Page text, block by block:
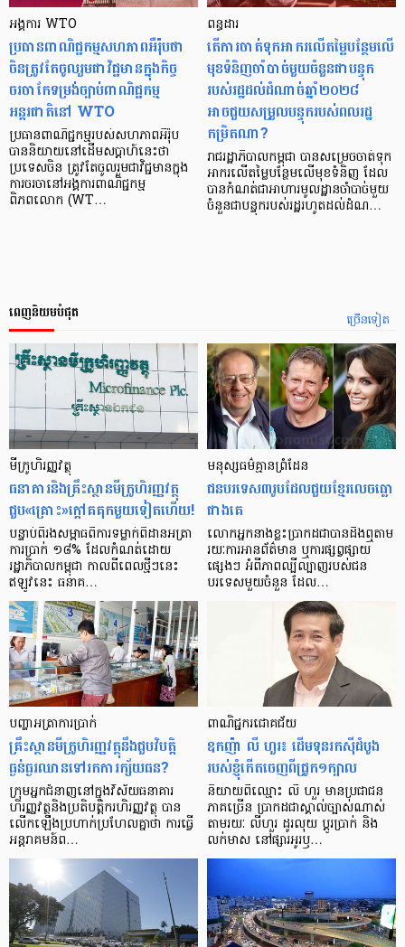
អង្គការ WTO
ប្រធានពាណិជ្ជកម្មសហភាពអឺរ៉ុបថា
ចិនត្រូវតែចូលរួមជាវិជ្ជមានក្នុងកិច្ច
ចរចាកែទម្រង់ច្បាប់ពាណិជ្ជកម្ម
អន្តរជាតិនៅ WTO
ប្រធានពាណិជ្ជកម្មរបស់សហភាពអឺរ៉ុប
បាននិយាយនៅដើមសប្ដាហ៍នេះថា
ប្រទេសចិន ត្រូវតែចូលរួមជាវិជ្ជមានក្នុង
ការចរចានៅអង្គការពាណិជ្ជកម្ម
ពិភពលោក (WT…
ពន្ធដារ
តើការចាត់ទុកអាករលើតម្លៃបន្ថែមលើ
មុខទំនិញចាំបាច់មួយចំនួនជាបន្ទុក
របស់រដ្ឋដល់ដំណាច់ឆ្នាំ២០២៨
អាចជួយសម្រួលបន្ទុករបស់ពលរដ្ឋ
កម្រិតណា?
រាជរដ្ឋាភិបាលកម្ពុជា បានសម្រេចចាត់ទុក
អាករលើតម្លៃបន្ថែមលើមុខទំនិញ ដែល
បានកំណត់ជាអាហារមូលដ្ឋានចាំបាច់មួយ
ចំនួនជាបន្ទុករបស់រដ្ឋរហូតដល់ដំណ…
ច្រើនទៀត
ពេញនិយមបំផុត
មីក្រូ​ហិរញ្ញវត្ថុ
ធនាគារ​និង​គ្រឹះស្ថាន​មីក្រូ​ហិរញ្ញវត្ថុ​
ជួប«គ្រោះ»ក្តៅ​គគុក​មួយ​ទៀត​ហើយ!
បន្ទាប់​ពី​រង​សម្ពាធ​​ពី​ការ​ទម្លាក់​ពិដាន​អត្រា​
ការ​ប្រាក់ ១៨​% ដែល​កំណត់​ដោយ​
រដ្ឋាភិបាល​កម្ពុជា កាល​ពី​ពេល​ថ្មីៗ​នេះ
ឥឡូវ​នេះ ធនាគ…
មនុស្ស​ធម៌​គ្មាន​ព្រំដែន
ជន​បរទេស​៣​រូប​ដែល​ជួយ​ខ្មែរ​លេច​ធ្លោ​
ជាង​គេ
លោកអ្នក​នាង​ខ្លះ​ប្រាកដ​ជា​បាន​​ដឹង​ឮ​តាម​
រយៈ​ការ​អាន​ព័ត៌មាន ឬ​ការ​ផ្សព្វផ្សាយ​
ផ្សេងៗ អំពី​ភាព​ល្បីល្បាញ​របស់​ជន​
បរទេស​មួយ​ចំនួន ដែល…
បញ្ហា​អត្រា​ការប្រាក់
គ្រឹះស្ថាន​មីក្រូ​ហិរញ្ញវត្ថុ​នឹង​ជួប​វិបត្តិ​
ធ្ងន់ធ្ងរ​ឈាន​ទៅ​រក​ការ​ក្ស័យធន?
ក្រុម​អ្នក​ជំនាញ​នៅ​ក្នុង​វិស័យ​ធនាគារ
ហិរញ្ញវត្ថុ​និង​ប្រតិបត្តិករ​ហិរញ្ញ​វត្ថុ បាន​​
លើក​ឡើង​ប្រហាក់​ប្រហែល​គ្នា​ថា ការ​ធ្វើ​
អន្តរាគមន៍​ព…
ពាណិជ្ជករជោគជ័យ
ឧកញ៉ា លី ហួរ៖ ដើមទុនរកស៊ីដំបូង
របស់ខ្ញុំកើតចេញពីជ្រូក១ក្បាល
និយាយ​ពី​ឈ្មោះ លី ហួរ មាន​ប្រជាជន​
ភាគ​ច្រើន ប្រាកដ​ជា​ស្គាល់​ច្បាស់​ណាស់
តាមរយៈ លីហួរ ដូរ​លុយ ប្តូរ​បា្រក់ និង​
លក់​មាស នៅ​ផ្សារ​អូរ​ឫ…